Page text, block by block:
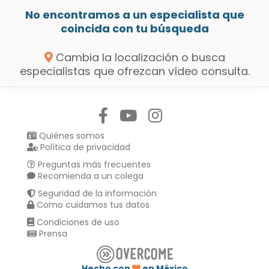
No encontramos a un especialista que
coincida con tu búsqueda
Cambia la localización o busca
especialistas que ofrezcan vídeo consulta.
Quiénes somos
Política de privacidad
Preguntas más frecuentes
Recomienda a un colega
Seguridad de la información
Como cuidamos tus datos
Condiciones de uso
Prensa